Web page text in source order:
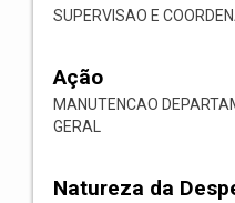
SUPERVISAO E
Ação
MANUTENCAO
GERAL
Natureza da